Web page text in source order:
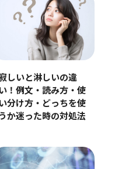
しいと淋しいの違
い！例文・読み方・使
い分け方・どっちを使
うか迷った時の対処法